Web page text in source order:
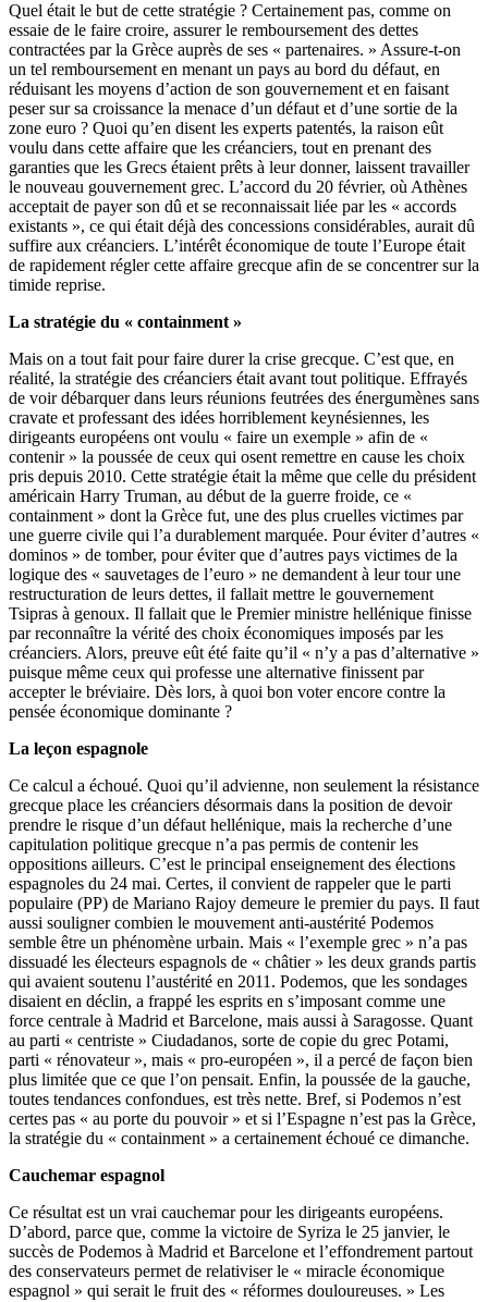
Quel était le but de cette stratégie ? Certainement pas, comme on
essaie de le faire croire, assurer le remboursement des dettes
contractées par la Grèce auprès de ses « partenaires. » Assure-t-on
un tel remboursement en menant un pays au bord du défaut, en
réduisant les moyens d’action de son gouvernement et en faisant
peser sur sa croissance la menace d’un défaut et d’une sortie de la
zone euro ? Quoi qu’en disent les experts patentés, la raison eût
voulu dans cette affaire que les créanciers, tout en prenant des
garanties que les Grecs étaient prêts à leur donner, laissent travailler
le nouveau gouvernement grec. L’accord du 20 février, où Athènes
acceptait de payer son dû et se reconnaissait liée par les « accords
existants », ce qui était déjà des concessions considérables, aurait dû
suffire aux créanciers. L’intérêt économique de toute l’Europe était
de rapidement régler cette affaire grecque afin de se concentrer sur la
timide reprise.
La stratégie du « containment »
Mais on a tout fait pour faire durer la crise grecque. C’est que, en
réalité, la stratégie des créanciers était avant tout politique. Effrayés
de voir débarquer dans leurs réunions feutrées des énergumènes sans
cravate et professant des idées horriblement keynésiennes, les
dirigeants européens ont voulu « faire un exemple » afin de «
contenir » la poussée de ceux qui osent remettre en cause les choix
pris depuis 2010. Cette stratégie était la même que celle du président
américain Harry Truman, au début de la guerre froide, ce «
containment » dont la Grèce fut, une des plus cruelles victimes par
une guerre civile qui l’a durablement marquée. Pour éviter d’autres «
dominos » de tomber, pour éviter que d’autres pays victimes de la
logique des « sauvetages de l’euro » ne demandent à leur tour une
restructuration de leurs dettes, il fallait mettre le gouvernement
Tsipras à genoux. Il fallait que le Premier ministre hellénique finisse
par reconnaître la vérité des choix économiques imposés par les
créanciers. Alors, preuve eût été faite qu’il « n’y a pas d’alternative »
puisque même ceux qui professe une alternative finissent par
accepter le bréviaire. Dès lors, à quoi bon voter encore contre la
pensée économique dominante ?
La leçon espagnole
Ce calcul a échoué. Quoi qu’il advienne, non seulement la résistance
grecque place les créanciers désormais dans la position de devoir
prendre le risque d’un défaut hellénique, mais la recherche d’une
capitulation politique grecque n’a pas permis de contenir les
oppositions ailleurs. C’est le principal enseignement des élections
espagnoles du 24 mai. Certes, il convient de rappeler que le parti
populaire (PP) de Mariano Rajoy demeure le premier du pays. Il faut
aussi souligner combien le mouvement anti-austérité Podemos
semble être un phénomène urbain. Mais « l’exemple grec » n’a pas
dissuadé les électeurs espagnols de « châtier » les deux grands partis
qui avaient soutenu l’austérité en 2011. Podemos, que les sondages
disaient en déclin, a frappé les esprits en s’imposant comme une
force centrale à Madrid et Barcelone, mais aussi à Saragosse. Quant
au parti « centriste » Ciudadanos, sorte de copie du grec Potami,
parti « rénovateur », mais « pro-européen », il a percé de façon bien
plus limitée que ce que l’on pensait. Enfin, la poussée de la gauche,
toutes tendances confondues, est très nette. Bref, si Podemos n’est
certes pas « au porte du pouvoir » et si l’Espagne n’est pas la Grèce,
la stratégie du « containment » a certainement échoué ce dimanche.
Cauchemar espagnol
Ce résultat est un vrai cauchemar pour les dirigeants européens.
D’abord, parce que, comme la victoire de Syriza le 25 janvier, le
succès de Podemos à Madrid et Barcelone et l’effondrement partout
des conservateurs permet de relativiser le « miracle économique
espagnol » qui serait le fruit des « réformes douloureuses. » Les